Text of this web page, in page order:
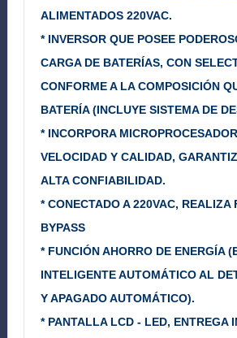
ALIMENTADOS 220VAC.
* INVERSOR QUE POSEE
CARGA DE BATERÍAS, CON
CONFORME A LA COMPOSICIÓN
BATERÍA (INCLUYE SISTEMA DE
* INCORPORA
VELOCIDAD Y CALIDAD,
ALTA CONFIABILIDAD.
* CONECTADO A 220VAC, REALIZA
BYPASS
* FUNCIÓN AHORRO DE ENERGÍA
INTELIGENTE AUTOMÁTICO AL
Y APAGADO AUTOMÁTICO).
* PANTALLA LCD - LED, ENTREGA